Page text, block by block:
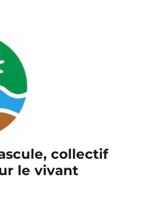
collectif
le vivant